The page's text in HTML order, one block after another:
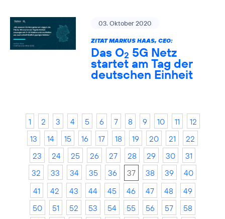
03. Oktober 2020
ZITAT MARKUS HAAS, CEO:
Das O2 5G Netz
startet am Tag der
deutschen Einheit
1 2 3 4 5 6 7 8 9 10 11
12
13
14 15 16 17 18 19 20 21
22
23
24 25 26 27 28 29 30
31
32
33 34 35 36 37 38 39
40
41
42 43 44 45 46 47 48
49
50
51 52 53 54 55 56 57
58